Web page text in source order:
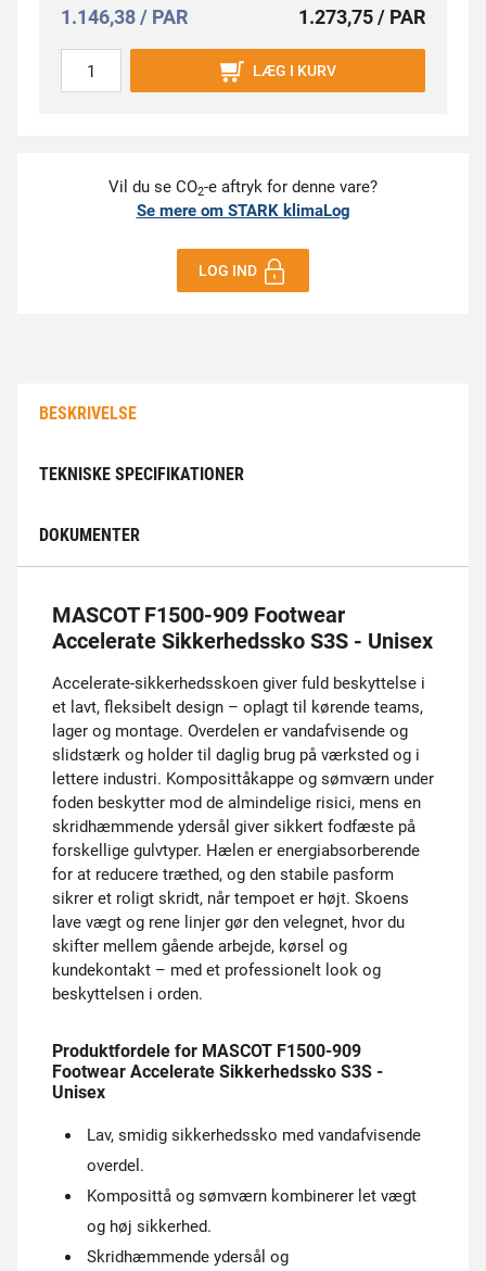
1.146,38 / PAR 1.273,75 / PAR
LÆG I KURV
Vil du se CO2-e aftryk for denne vare?
Se mere om STARK klimaLog
LOG IND
BESKRIVELSE
TEKNISKE SPECIFIKATIONER
DOKUMENTER
MASCOT F1500-909 Footwear
Accelerate Sikkerhedssko S3S - Unisex
Accelerate-sikkerhedsskoen giver fuld beskyttelse i
et lavt, fleksibelt design – oplagt til kørende teams,
lager og montage. Overdelen er vandafvisende og
slidstærk og holder til daglig brug på værksted og i
lettere industri. Komposittåkappe og sømværn under
foden beskytter mod de almindelige risici, mens en
skridhæmmende ydersål giver sikkert fodfæste på
forskellige gulvtyper. Hælen er energiabsorberende
for at reducere træthed, og den stabile pasform
sikrer et roligt skridt, når tempoet er højt. Skoens
lave vægt og rene linjer gør den velegnet, hvor du
skifter mellem gående arbejde, kørsel og
kundekontakt – med et professionelt look og
beskyttelsen i orden.
Produktfordele for MASCOT F1500-909
Footwear Accelerate Sikkerhedssko S3S -
Unisex
Lav, smidig sikkerhedssko med vandafvisende
overdel.
Komposittå og sømværn kombinerer let vægt
og høj sikkerhed.
Skridhæmmende ydersål og